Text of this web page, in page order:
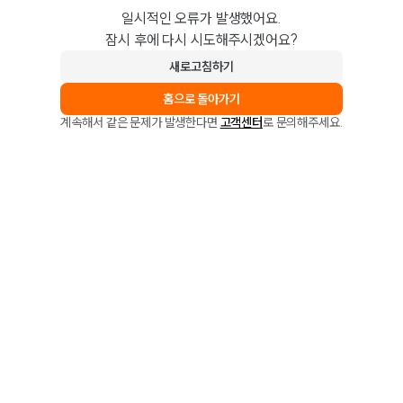
일시적인 오류가 발생했어요.
잠시 후에 다시 시도해주시겠어요?
새로고침하기
홈으로 돌아가기
계속해서 같은 문제가 발생한다면 고객센터로 문의해주세요.